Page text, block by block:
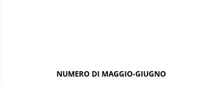
NUMERO DI MAGGIO-GIUGNO